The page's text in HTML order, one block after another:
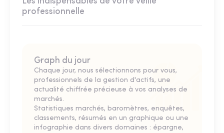
professionnelle
Graph du jour
Chaque jour, nous sélectionnons pour vous,
professionnels de la gestion d'actifs, une
actualité chiffrée précieuse à vos analyses de
marchés.
Statistiques marchés, baromètres, enquêtes,
classements, résumés en un graphique ou une
infographie dans divers domaines : épargne,